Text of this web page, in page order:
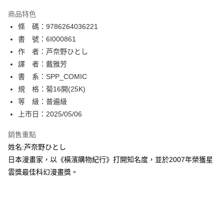
相關說明
【關於「AFTEE先享後付」】
AFTEE先享後付是「在收到商品之後才付款」的支付方式。 讓您購物簡單
便利好安心！
１．簡單：不需註冊會員、不需綁卡、不需儲值。
２．便利：只要手機號碼，簡訊認證，即可結帳。
３．安心：先確認商品／服務後，再付款。
【「AFTEE先享後付」結帳流程】
１．於結帳方式選擇「AFTEE先享後付」後，將跳轉至「AFTEE先享後付」
結帳頁面，進行簡訊認證並確認金額後，即可完成結帳。
２．訂單成立數日內，您將收到繳費通知簡訊。
ATM／網路銀行／等多元方式進行付款，方視為交易完成。
※ 請注意：結帳手續完成當下不需立刻繳費，但若您需要取消訂單，請聯絡
購買商品的店家。未經商家同意取消之訂單仍視為有效，需透過AFTEE先享
後付繳納相關費用。
※ 交易是否成功請以「AFTEE先享後付 」之結帳頁面顯示為準，若有關於
ATM付款
運送方式
全家取貨付款
每筆NT$80，滿NT$500(含以上)免運費
付款後全家取貨
每筆NT$80，滿NT$500(含以上)免運費
付款後萊爾富取貨
商品特色
條 碼：9786264036221
書 號：6I000861
作 者：芦奈野ひとし
譯 者：戴雅芳
書 系：SPP_COMIC
規 格：菊16開(25K)
等 級：普遍級
上市日：2025/05/06
銷售重點
姓名:芦奈野ひとし
日本漫畫家，以《橫濱購物紀行》打開知名度，並於2007年榮獲星
雲獎最佳科幻漫畫獎。